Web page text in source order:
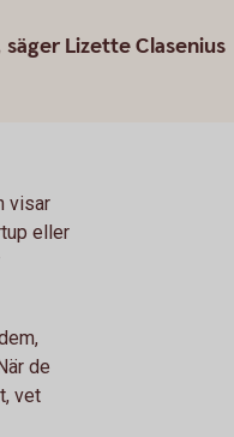
Lizette Clasenius
visar
eller
de
vet